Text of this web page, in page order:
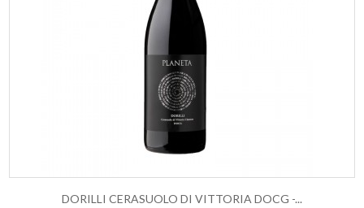
DORILLI CERASUOLO DI VITTORIA DOCG -...